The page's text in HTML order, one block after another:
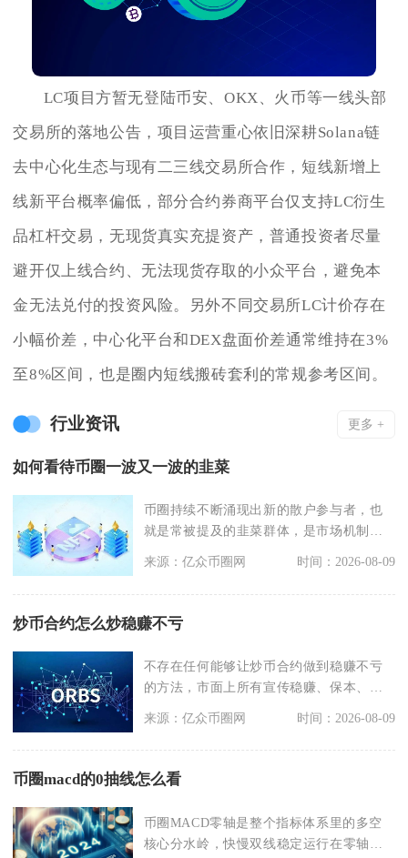
LC项目方暂无登陆币安、OKX、火币等一线头部
交易所的落地公告，项目运营重心依旧深耕Solana链
去中心化生态与现有二三线交易所合作，短线新增上
线新平台概率偏低，部分合约券商平台仅支持LC衍生
品杠杆交易，无现货真实充提资产，普通投资者尽量
避开仅上线合约、无法现货存取的小众平台，避免本
金无法兑付的投资风险。另外不同交易所LC计价存在
小幅价差，中心化平台和DEX盘面价差通常维持在3%
至8%区间，也是圈内短线搬砖套利的常规参考区间。
行业资讯 更多 +
如何看待币圈一波又一波的韭菜
币圈持续不断涌现出新的散户参与者，也
就是常被提及的韭菜群体，是市场机制、
人性心理与信息壁垒
来源：亿众币圈网 时间：2026-08-09
炒币合约怎么炒稳赚不亏
不存在任何能够让炒币合约做到稳赚不亏
的方法，市面上所有宣传稳赚、保本、零
来源：亿众币圈网 时间：2026-08-09
币圈macd的0抽线怎么看
币圈MACD零轴是整个指标体系里的多空
核心分水岭，快慢双线稳定运行在零轴上